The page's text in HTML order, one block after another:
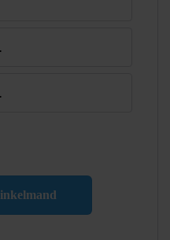
Zwart aantal